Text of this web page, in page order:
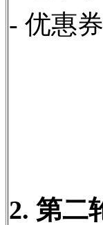
- 优惠
2. 第二